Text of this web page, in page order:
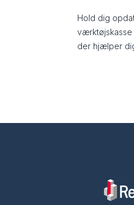
Hold dig
værktøjskasse
der hjælper